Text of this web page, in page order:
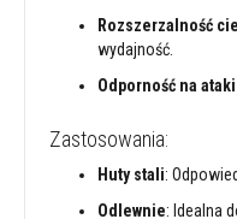
Rozszerzalność
wydajność.
Odporność na
Zastosowania:
Huty stali:
Odlewnie: Idealna